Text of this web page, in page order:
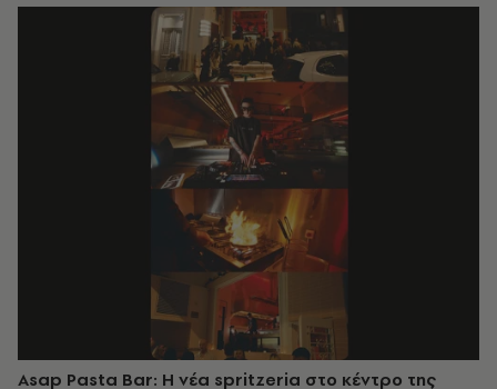
Asap Pasta Bar: Η νέα spritzeria στο κέντρο της